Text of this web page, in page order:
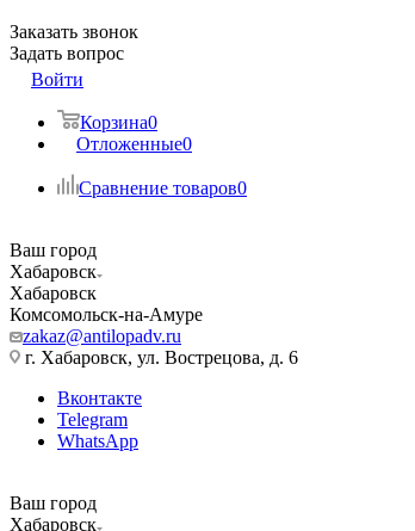
Заказать звонок
Задать вопрос
Войти
Корзина0
Отложенные0
Сравнение товаров0
Ваш город
Хабаровск
Хабаровск
Комсомольск-на-Амуре
zakaz@antilopadv.ru
г. Хабаровск, ул. Вострецова, д. 6
Вконтакте
Telegram
WhatsApp
Ваш город
Хабаровск